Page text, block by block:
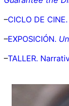
–CICLO DE
–EXPOSICIÓN.
–TALLER.